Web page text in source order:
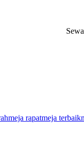
meja rapatmeja terbaik